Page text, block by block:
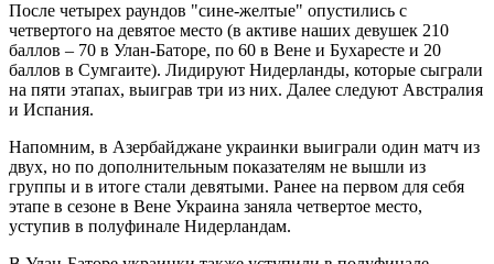
После четырех раундов "сине-желтые" опустились с
четвертого на девятое место (в активе наших девушек 210
баллов – 70 в Улан-Баторе, по 60 в Вене и Бухаресте и 20
баллов в Сумгаите). Лидируют Нидерланды, которые сыграли
на пяти этапах, выиграв три из них. Далее следуют Австралия
и Испания.
Напомним, в Азербайджане украинки выиграли один матч из
двух, но по дополнительным показателям не вышли из
группы и в итоге стали девятыми. Ранее на первом для себя
этапе в сезоне в Вене Украина заняла четвертое место,
уступив в полуфинале Нидерландам.